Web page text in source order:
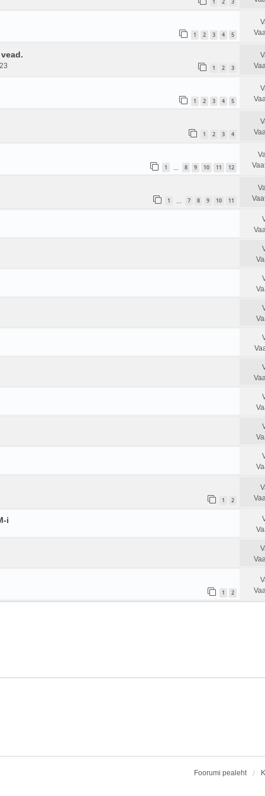
1 2 3 4 5
1 2 3
1 2 3 4 5
1 2 3 4
1 8 9 10 11 12
1 7 8 9 10 11
1 2
i
1 2
Foorumi pealeht